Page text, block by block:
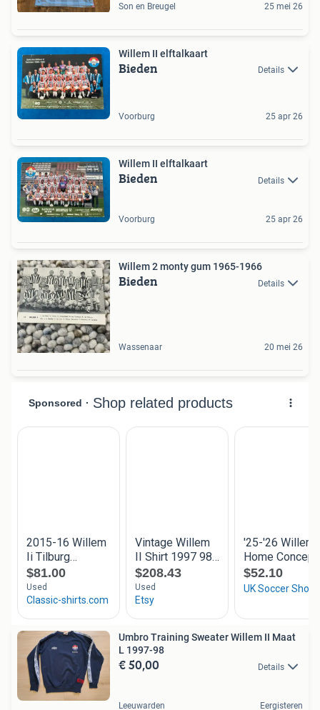
Son en Breugel 25 mei 26
Willem II elftalkaart
Bieden Details
Voorburg 25 apr 26
Willem II elftalkaart
Bieden Details
Voorburg 25 apr 26
Willem 2 monty gum 1965-1966
Bieden Details
Wassenaar 20 mei 26
Umbro Training Sweater Willem II Maat
L 1997-98
€ 50,00 Details
Leeuwarden Eergisteren